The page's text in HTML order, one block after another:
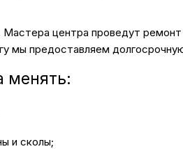
Мастера центра проведут
мы предоставляем
менять:
и сколы;